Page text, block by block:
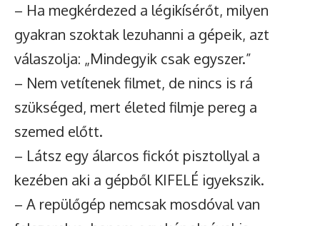
– Ha megkérdezed a légikísérőt, milyen
gyakran szoktak lezuhanni a gépeik, azt
válaszolja: „Mindegyik csak egyszer.”
– Nem vetítenek filmet, de nincs is rá
szükséged, mert életed filmje pereg a
szemed előtt.
– Látsz egy álarcos fickót pisztollyal a
kezében aki a gépből KIFELÉ igyekszik.
– A repülőgép nemcsak mosdóval van